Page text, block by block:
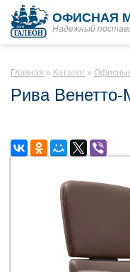
ОФИСНАЯ
Надежный
Главная Каталог Офисные
Рива